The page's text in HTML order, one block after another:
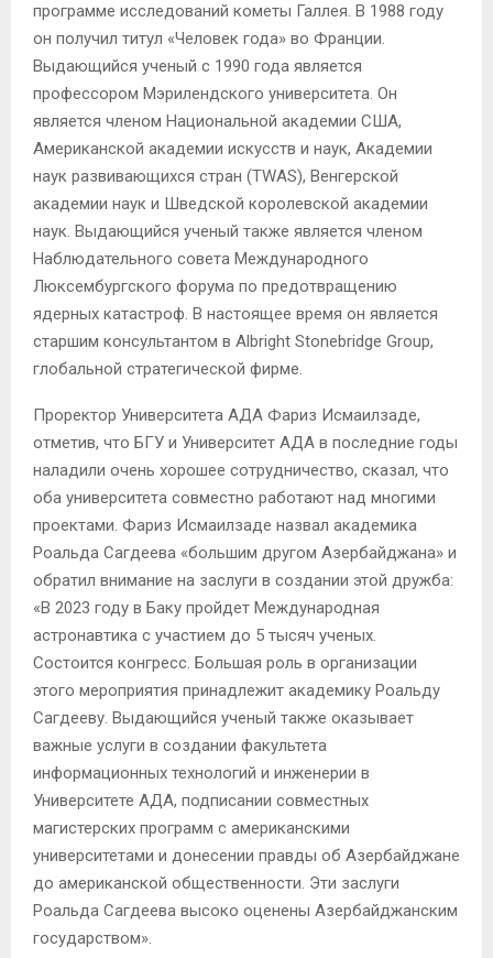
программе исследований кометы Галлея. В 1988 году
он получил титул «Человек года» во Франции.
Выдающийся ученый с 1990 года является
профессором Мэрилендского университета. Он
является членом Национальной академии США,
Американской академии искусств и наук, Академии
наук развивающихся стран (TWAS), Венгерской
академии наук и Шведской королевской академии
наук. Выдающийся ученый также является членом
Наблюдательного совета Международного
Люксембургского форума по предотвращению
ядерных катастроф. В настоящее время он является
старшим консультантом в Albright Stonebridge Group,
глобальной стратегической фирме.
Проректор Университета АДА Фариз Исмаилзаде,
отметив, что БГУ и Университет АДА в последние годы
наладили очень хорошее сотрудничество, сказал, что
оба университета совместно работают над многими
проектами. Фариз Исмаилзаде назвал академика
Роальда Сагдеева «большим другом Азербайджана» и
обратил внимание на заслуги в создании этой дружба:
«В 2023 году в Баку пройдет Международная
астронавтика с участием до 5 тысяч ученых.
Состоится конгресс. Большая роль в организации
этого мероприятия принадлежит академику Роальду
Сагдееву. Выдающийся ученый также оказывает
важные услуги в создании факультета
информационных технологий и инженерии в
Университете АДА, подписании совместных
магистерских программ с американскими
университетами и донесении правды об Азербайджане
до американской общественности. Эти заслуги
Роальда Сагдеева высоко оценены Азербайджанским
государством».